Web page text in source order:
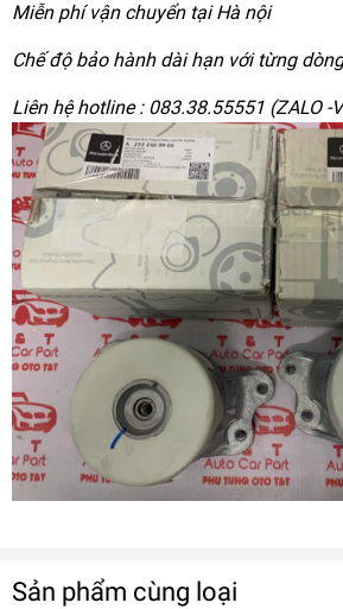
Miễn phí vận chuyển tại Hà nội
Chế độ bảo hành dài hạn với từng
Liên hệ hotline : 083.38.55551 (ZALO -
Sản phẩm cùng loại